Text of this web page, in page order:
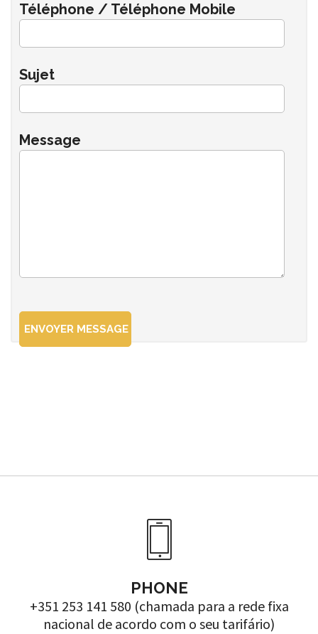
Téléphone / Téléphone Mobile
Sujet
Message
PHONE
+351 253 141 580 (chamada para a rede fixa
nacional de acordo com o seu tarifário)